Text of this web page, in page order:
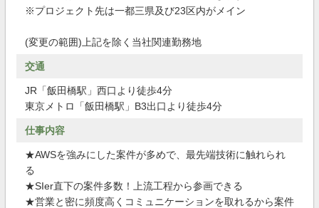
※プロジェクト先は一都三県及び23区内がメイン
(変更の範囲)上記を除く当社関連勤務地
交通
JR「飯田橋駅」西口より徒歩4分
東京メトロ「飯田橋駅」B3出口より徒歩4分
仕事内容
★AWSを強みにした案件が多めで、最先端技術に触れられ
る
★SIer直下の案件多数！上流工程から参画できる
★営業と密に頻度高くコミュニケーションを取れるから案件